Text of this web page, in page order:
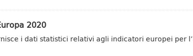
2020
i dati statistici relativi agli indicatori europei per